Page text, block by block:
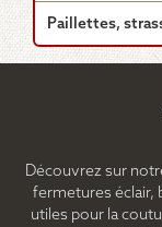
Paillettes,
Découvrez sur
fermetures éclair,
utiles pour la